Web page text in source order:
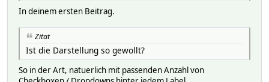
In deinem ersten Beitrag.
Zitat
Ist die Darstellung so gewollt?
So in der Art, natuerlich mit passenden Anzahl von